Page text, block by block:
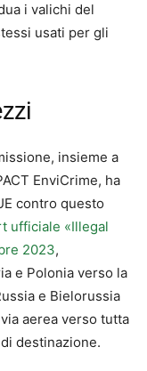
i valichi del
usati per gli
insieme a
EnviCrime, ha
contro questo
ufficiale «Illegal
2023,
e Polonia verso la
e Bielorussia
aerea verso tutta
di destinazione.